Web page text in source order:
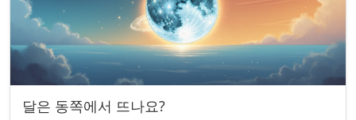
달은 동쪽에서 뜨나요?